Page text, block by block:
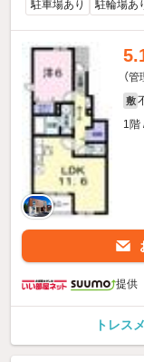
駐車場あり 駐輪場あ
（
敷
1階
提供
トレス